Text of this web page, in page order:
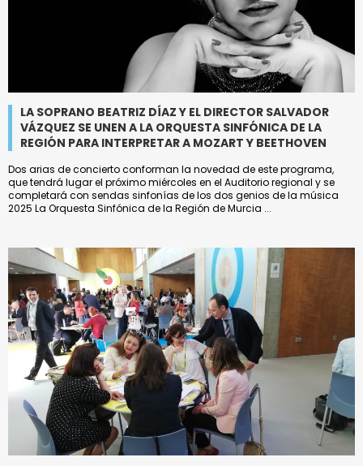
LA SOPRANO BEATRIZ DÍAZ Y EL DIRECTOR SALVADOR
VÁZQUEZ SE UNEN A LA ORQUESTA SINFÓNICA DE LA
REGIÓN PARA INTERPRETAR A MOZART Y BEETHOVEN
Dos arias de concierto conforman la novedad de este programa,
que tendrá lugar el próximo miércoles en el Auditorio regional y se
completará con sendas sinfonías de los dos genios de la música
2025 La Orquesta Sinfónica de la Región de Murcia ...